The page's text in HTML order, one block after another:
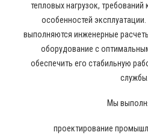
тепловых нагрузок,
особенностей
выполняются инженерные
оборудование с
обеспечить его стабильную
службы.
Мы
проектирование